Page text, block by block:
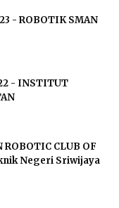
- ROBOTIK SMAN
- INSTITUT
CLUB OF
Negeri Sriwijaya